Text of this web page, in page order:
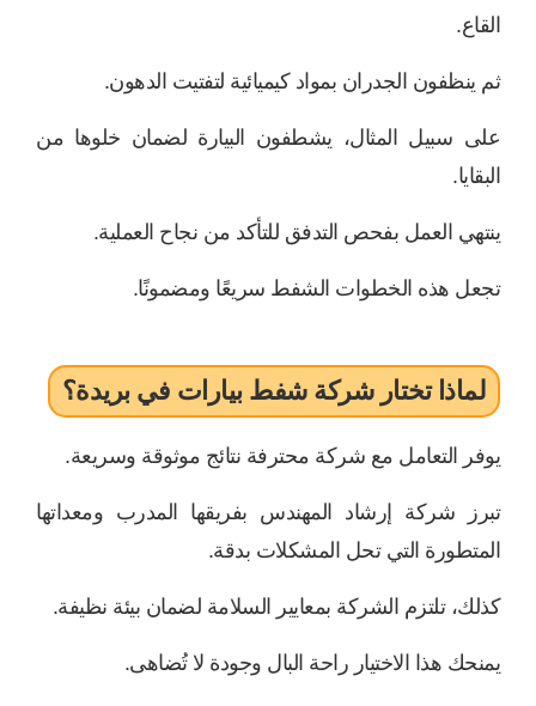
القاع.
ثم ينظفون الجدران بمواد كيميائية لتفتيت الدهون.
على سبيل المثال، يشطفون البيارة لضمان خلوها من
البقايا.
ينتهي العمل بفحص التدفق للتأكد من نجاح العملية.
تجعل هذه الخطوات الشفط سريعًا ومضمونًا.
لماذا تختار شركة شفط بيارات في بريدة؟
يوفر التعامل مع شركة محترفة نتائج موثوقة وسريعة.
تبرز شركة إرشاد المهندس بفريقها المدرب ومعداتها
المتطورة التي تحل المشكلات بدقة.
كذلك، تلتزم الشركة بمعايير السلامة لضمان بيئة نظيفة.
يمنحك هذا الاختيار راحة البال وجودة لا تُضاهى.